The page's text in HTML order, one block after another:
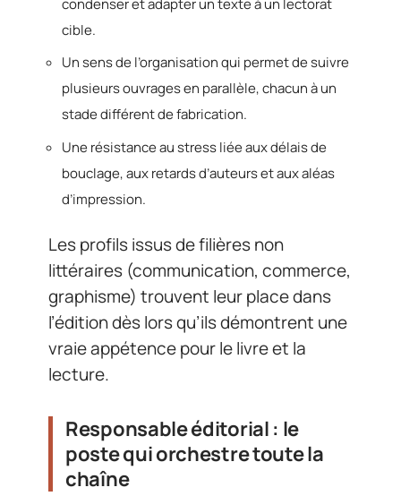
condenser et adapter un texte à un lectorat
cible.
Un sens de l’organisation qui permet de suivre
plusieurs ouvrages en parallèle, chacun à un
stade différent de fabrication.
Une résistance au stress liée aux délais de
bouclage, aux retards d’auteurs et aux aléas
d’impression.
Les profils issus de filières non
littéraires (communication, commerce,
graphisme) trouvent leur place dans
l’édition dès lors qu’ils démontrent une
vraie appétence pour le livre et la
lecture.
Responsable éditorial : le
poste qui orchestre toute la
chaîne